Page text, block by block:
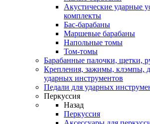
Акустические ударные
комплекты
Бас-барабаны
Маршевые барабаны
Напольные томы
Том-томы
Барабанные палочки, щетки,
Крепления, зажимы, клэмпы,
ударных инструментов
Педали для ударных
Перкуссия
Назад
Перкуссия